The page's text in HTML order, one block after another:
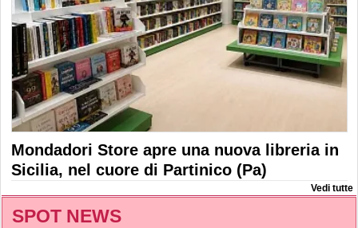
Mondadori Store apre una nuova libreria in
Sicilia, nel cuore di Partinico (Pa)
Vedi tutte
SPOT NEWS